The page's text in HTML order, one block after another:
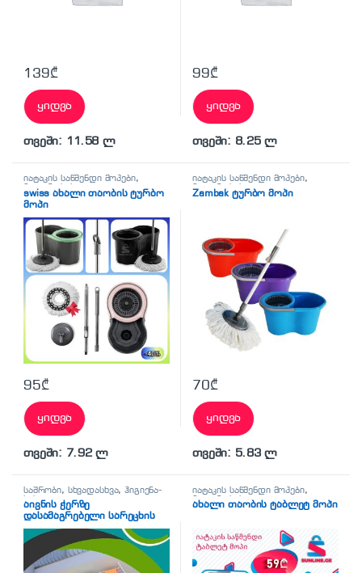
139₾
ყიდვა
თვეში: 11.58 ლ
99₾
ყიდვა
თვეში: 8.25 ლ
იატაკის საწმენდი მოპები,
ჰიგიენა-სისუფთავე
swiss ახალი თაობის ტურბო
მოპი
95₾
ყიდვა
თვეში: 7.92 ლ
იატაკის საწმენდი მოპები,
ჰიგიენა-სისუფთავე
Zambak ტურბო მოპი
70₾
ყიდვა
თვეში: 5.83 ლ
საშრობი, სხვადასხვა,ჰიგიენა-
სისუფთავე
აივნის ჭერზე
დასამაგრებელი სარეცხის
საშრობი
იატაკის საწმენდი მოპები,
ჰიგიენა-სისუფთავე
ახალი თაობის ტაბლეტ მოპი